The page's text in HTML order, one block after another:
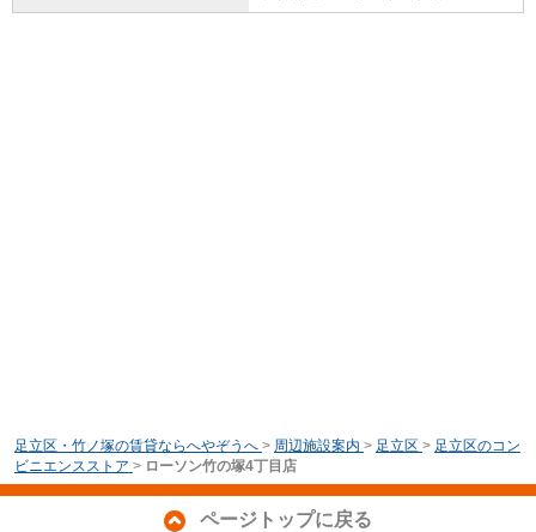
足立区・竹ノ塚の賃貸ならへやぞうへ > 周辺施設案内 > 足立区 > 足立区のコン
ビニエンスストア > ローソン竹の塚4丁目店
ページトップに戻る